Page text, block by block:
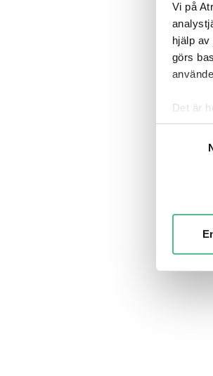
Vi på
hjälp av
görs
Det är